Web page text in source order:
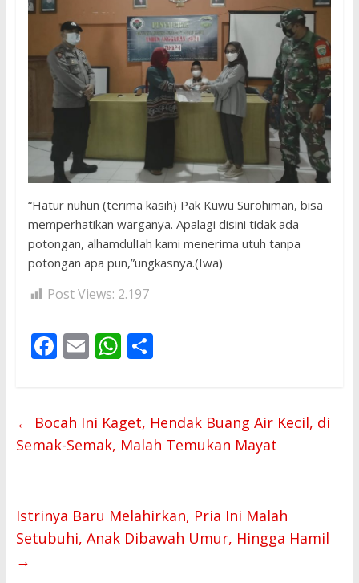
“Hatur nuhun (terima kasih) Pak Kuwu Surohiman, bisa
memperhatikan warganya. Apalagi disini tidak ada
potongan, alhamdulIah kami menerima utuh tanpa
potongan apa pun,”ungkasnya.(Iwa)
Post Views: 2.197
F
b
o
E
l
W
s
A
S
e
← Bocah Ini Kaget, Hendak Buang Air Kecil, di
Semak-Semak, Malah Temukan Mayat
Istrinya Baru Melahirkan, Pria Ini Malah
Setubuhi, Anak Dibawah Umur, Hingga Hamil
→